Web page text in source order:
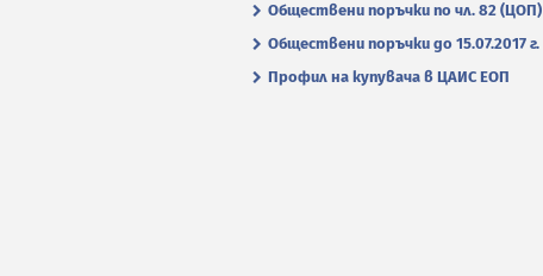
Обществени поръчки по чл. 82 (ЦОП)
Обществени поръчки до 15.07.2017 г.
Профил на купувача в ЦАИС ЕОП